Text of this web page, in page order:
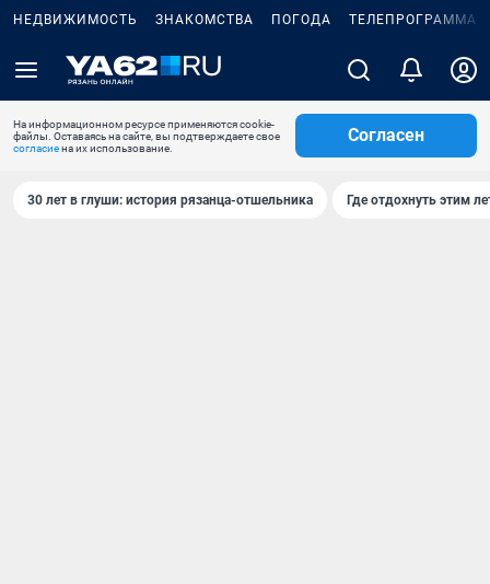
НЕДВИЖИМОСТЬ ЗНАКОМСТВА ПОГОДА ТЕЛЕПРОГРАММА
На информационном ресурсе применяются cookie-
файлы. Оставаясь на сайте, вы подтверждаете свое
согласиена их использование.
Согласен
30 лет в глуши: история рязанца-отшельника Где отдохнуть этим